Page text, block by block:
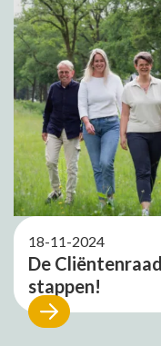
De
stappen!
18-11-2024